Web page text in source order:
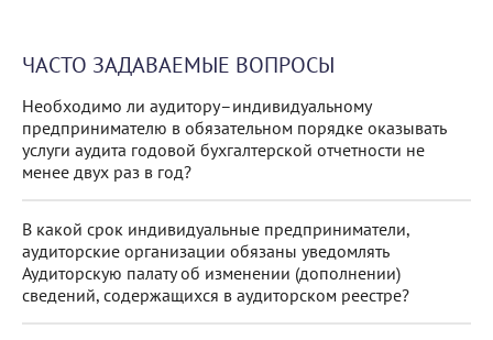
ЧАСТО ЗАДАВАЕМЫЕ ВОПРОСЫ
Необходимо ли аудитору–индивидуальному
предпринимателю в обязательном порядке оказывать
услуги аудита годовой бухгалтерской отчетности не
менее двух раз в год?
В какой срок индивидуальные предприниматели,
аудиторские организации обязаны уведомлять
Аудиторскую палату об изменении (дополнении)
сведений, содержащихся в аудиторском реестре?